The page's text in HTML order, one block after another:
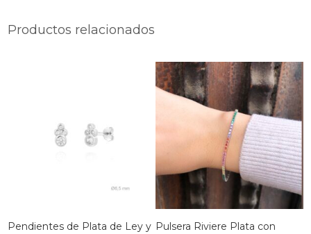
Productos relacionados
Pendientes de Plata de Ley y Pulsera Riviere Plata con